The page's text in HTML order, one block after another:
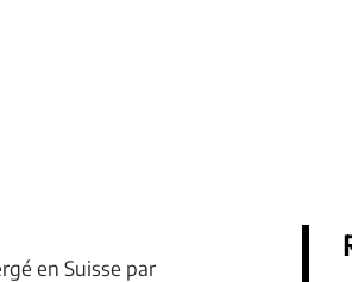
en Suisse par